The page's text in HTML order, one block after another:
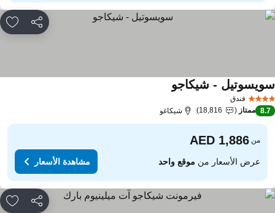
مشاركة
فندق
- شيكاجو
8.7 ممتاز 18,816 شيكاغو
من
عرض الأسعار منموقع واحد مشاهدة الأسعار
مشاركة